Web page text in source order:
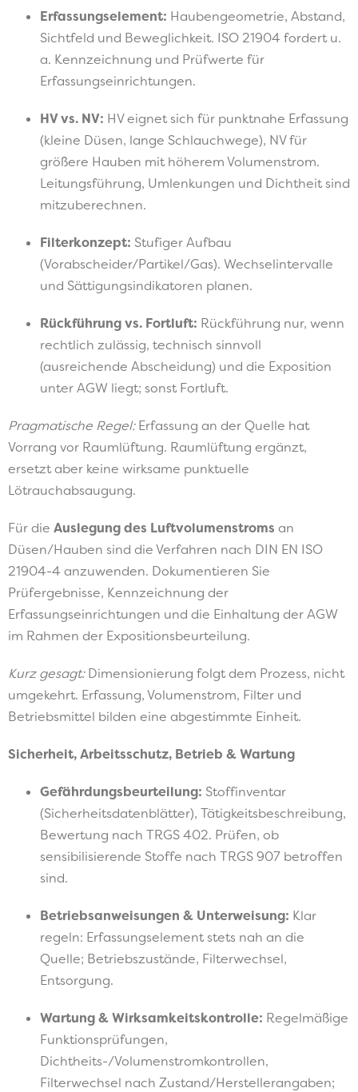
Erfassungselement: Haubengeometrie, Abstand,
Sichtfeld und Beweglichkeit. ISO 21904 fordert u.
a. Kennzeichnung und Prüfwerte für
Erfassungseinrichtungen.
HV vs. NV: HV eignet sich für punktnahe Erfassung
(kleine Düsen, lange Schlauchwege), NV für
größere Hauben mit höherem Volumenstrom.
Leitungsführung, Umlenkungen und Dichtheit sind
mitzuberechnen.
Filterkonzept: Stufiger Aufbau
(Vorabscheider/Partikel/Gas). Wechselintervalle
und Sättigungsindikatoren planen.
Rückführung vs. Fortluft: Rückführung nur, wenn
rechtlich zulässig, technisch sinnvoll
(ausreichende Abscheidung) und die Exposition
unter AGW liegt; sonst Fortluft.
Pragmatische Regel:Erfassung an der Quelle hat
Vorrang vor Raumlüftung. Raumlüftung ergänzt,
ersetzt aber keine wirksame punktuelle
Lötrauchabsaugung.
Für die Auslegung des Luftvolumenstroms an
Düsen/Hauben sind die Verfahren nach DIN EN ISO
21904-4 anzuwenden. Dokumentieren Sie
Prüfergebnisse, Kennzeichnung der
Erfassungseinrichtungen und die Einhaltung der AGW
im Rahmen der Expositionsbeurteilung.
Kurz gesagt:Dimensionierung folgt dem Prozess, nicht
umgekehrt. Erfassung, Volumenstrom, Filter und
Betriebsmittel bilden eine abgestimmte Einheit.
Sicherheit, Arbeitsschutz, Betrieb & Wartung
Gefährdungsbeurteilung: Stoffinventar
(Sicherheitsdatenblätter), Tätigkeitsbeschreibung,
Bewertung nach TRGS 402. Prüfen, ob
sensibilisierende Stoffe nach TRGS 907 betroffen
sind.
Betriebsanweisungen & Unterweisung: Klar
regeln: Erfassungselement stets nah an die
Quelle; Betriebszustände, Filterwechsel,
Entsorgung.
Wartung & Wirksamkeitskontrolle: Regelmäßige
Funktionsprüfungen,
Dichtheits-/Volumenstromkontrollen,
Filterwechsel nach Zustand/Herstellerangaben;